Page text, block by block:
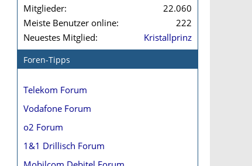
Mitglieder
22.060
Meiste Benutzer online
222
Neuestes Mitglied
Kristallprinz
Foren-Tipps
Telekom Forum
Vodafone Forum
o2 Forum
1&1 Drillisch Forum